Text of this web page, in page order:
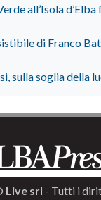
all’Isola
di Franco
sulla soglia della
Live srl - Tutti i